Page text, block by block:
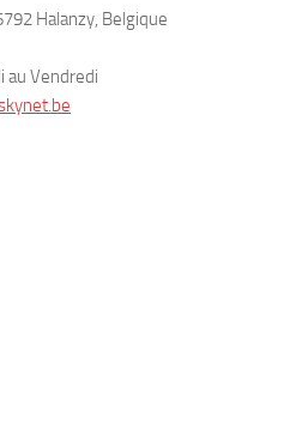
Halanzy, Belgique
au Vendredi